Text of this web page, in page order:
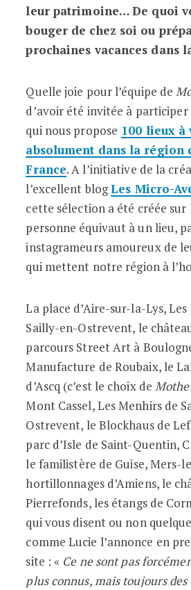
leur patrimoine… De quoi
bouger de chez soi ou
prochaines vacances dans
Quelle joie pour l’équipe de
d’avoir été invitée à
qui nous propose 100 lieux à
absolument dans la région
France. A l’initiative de la
l’excellent blogLes Micro-
cette sélection a été créée sur
personne équivaut à un lieu,
instagrameurs amoureux de
qui mettent notre région à
La place d’Aire-sur-la-Lys,
Sailly-en-Ostrevent, le
parcours Street Art à
Manufacture de Roubaix, le
d’Ascq (c’est le choix de
Mont Cassel, Les Menhirs de
Ostrevent, le Blockhaus de
parc d’Isle de Saint-Quentin,
le familistère de Guise, Mers-
hortillonnages d’Amiens, le
Pierrefonds, les étangs de
qui vous disent ou non
comme Lucie l’annonce en
site : « Ce ne sont pas
plus connus, mais toujours